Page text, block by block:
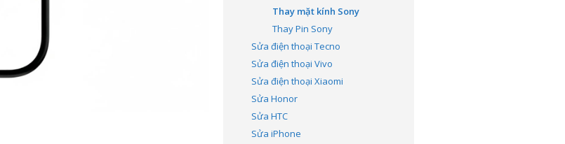
Thay mặt kính Sony
Thay Pin Sony
Sửa điện thoại Tecno
Sửa điện thoại Vivo
Sửa điện thoại Xiaomi
Sửa Honor
Sửa HTC
Sửa iPhone